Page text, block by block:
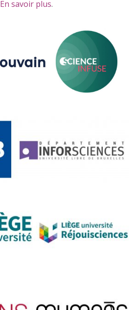
En savoir plus.